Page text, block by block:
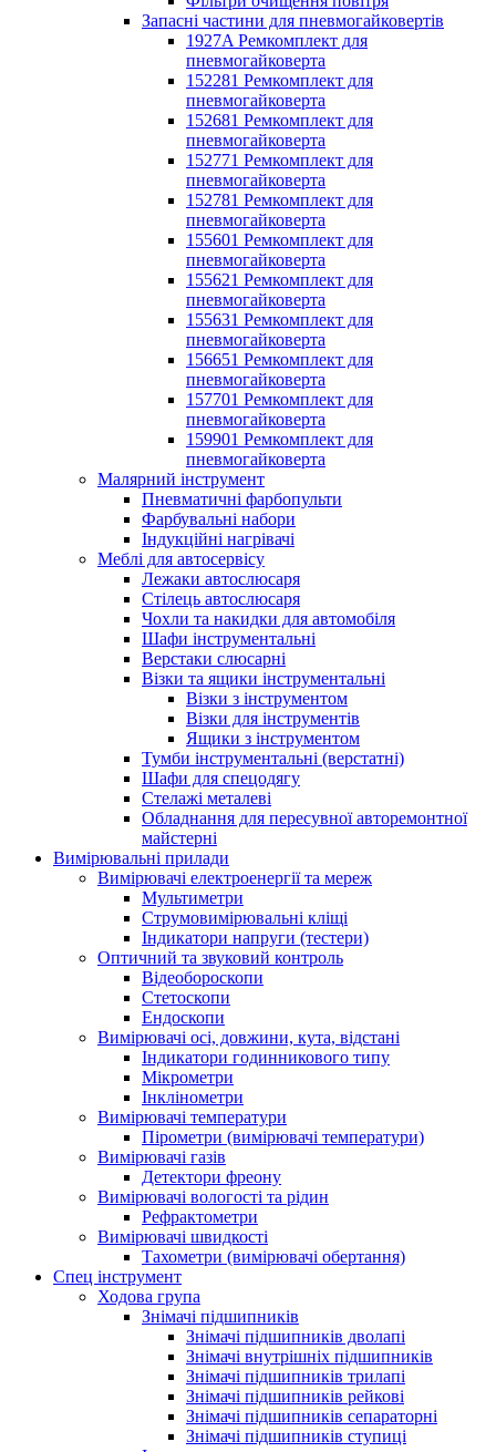
Запасні частини для пневмогайковертів
1927A Ремкомплект для
пневмогайковерта
152281 Ремкомплект для
пневмогайковерта
152681 Ремкомплект для
пневмогайковерта
152771 Ремкомплект для
пневмогайковерта
152781 Ремкомплект для
пневмогайковерта
155601 Ремкомплект для
пневмогайковерта
155621 Ремкомплект для
пневмогайковерта
155631 Ремкомплект для
пневмогайковерта
156651 Ремкомплект для
пневмогайковерта
157701 Ремкомплект для
пневмогайковерта
159901 Ремкомплект для
пневмогайковерта
Малярний інструмент
Пневматичні фарбопульти
Фарбувальні набори
Індукційні нагрівачі
Меблі для автосервісу
Лежаки автослюсаря
Стілець автослюсаря
Чохли та накидки для автомобіля
Шафи інструментальні
Верстаки слюсарні
Візки та ящики інструментальні
Візки з інструментом
Візки для інструментів
Ящики з інструментом
Тумби інструментальні (верстатні)
Шафи для спецодягу
Стелажі металеві
Обладнання для пересувної авторемонтної
майстерні
Вимірювальні прилади
Вимірювачі електроенергії та мереж
Мультиметри
Струмовимірювальні кліщі
Індикатори напруги (тестери)
Оптичний та звуковий контроль
Відеобороскопи
Стетоскопи
Ендоскопи
Вимірювачі осі, довжини, кута, відстані
Індикатори годинникового типу
Мікрометри
Інклінометри
Вимірювачі температури
Пірометри (вимірювачі температури)
Вимірювачі газів
Детектори фреону
Вимірювачі вологості та рідин
Рефрактометри
Вимірювачі швидкості
Тахометри (вимірювачі обертання)
Спец інструмент
Ходова група
Знімачі підшипників
Знімачі підшипників дволапі
Знімачі внутрішніх підшипників
Знімачі підшипників трилапі
Знімачі підшипників рейкові
Знімачі підшипників сепараторні
Знімачі підшипників ступиці